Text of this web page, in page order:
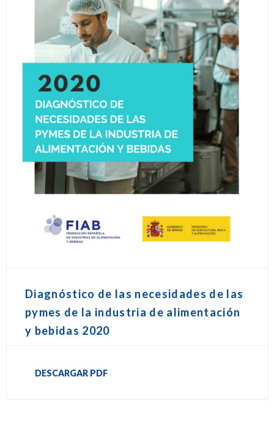
Diagnóstico de las necesidades de las
pymes de la industria de alimentación
y bebidas 2020
DESCARGAR PDF